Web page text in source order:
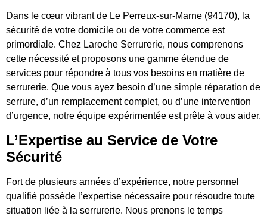
Dans le cœur vibrant de Le Perreux-sur-Marne (94170), la
sécurité de votre domicile ou de votre commerce est
primordiale. Chez Laroche Serrurerie, nous comprenons
cette nécessité et proposons une gamme étendue de
services pour répondre à tous vos besoins en matière de
serrurerie. Que vous ayez besoin d’une simple réparation de
serrure, d’un remplacement complet, ou d’une intervention
d’urgence, notre équipe expérimentée est prête à vous aider.
L’Expertise au Service de Votre
Sécurité
Fort de plusieurs années d’expérience, notre personnel
qualifié possède l’expertise nécessaire pour résoudre toute
situation liée à la serrurerie. Nous prenons le temps